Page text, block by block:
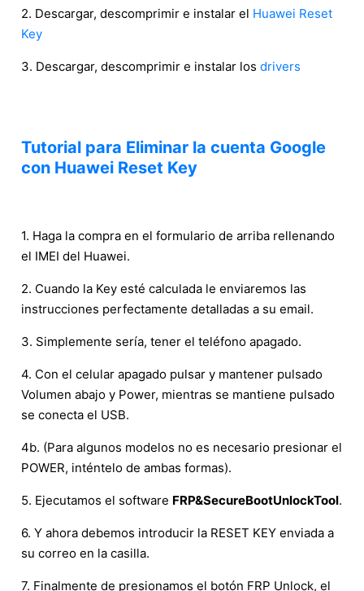
2. Descargar, descomprimir e instalar el Huawei Reset
Key
3. Descargar, descomprimir e instalar los drivers
Tutorial para Eliminar la cuenta Google
con Huawei Reset Key
1. Haga la compra en el formulario de arriba rellenando
el IMEI del Huawei.
2. Cuando la Key esté calculada le enviaremos las
instrucciones perfectamente detalladas a su email.
3. Simplemente sería, tener el teléfono apagado.
4. Con el celular apagado pulsar y mantener pulsado
Volumen abajo y Power, mientras se mantiene pulsado
se conecta el USB.
4b. (Para algunos modelos no es necesario presionar el
POWER, inténtelo de ambas formas).
5. Ejecutamos el software FRP&SecureBootUnlockTool.
6. Y ahora debemos introducir la RESET KEY enviada a
su correo en la casilla.
7. Finalmente de presionamos el botón FRP Unlock, el